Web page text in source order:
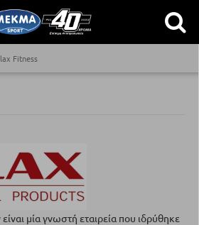
Fitness
μία γνωστή εταιρεία που ιδρύθηκε